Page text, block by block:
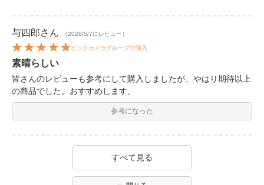
与四郎さん （2026/5/7にレビュー）
ビックカメラグループで購入
素晴らしい
皆さんのレビューも参考にして購入しましたが、やはり期待以上
の商品でした。おすすめします。
参考になった
すべて見る